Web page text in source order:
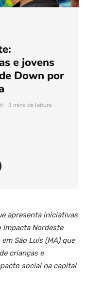
e jovens
Down por
3 mins de leitura
apresenta iniciativas
Impacta Nordeste
São Luís (MA) que
crianças e
social na capital